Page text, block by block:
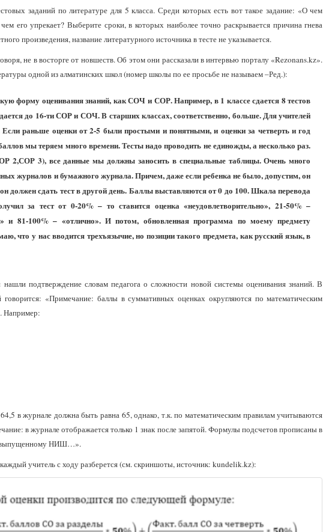
заданий по литературе для 5 класса. Среди которых есть вот такое задание: «О чем
его упрекает? Выберите сроки, в которых наиболее точно раскрывается причина гнева
произведения, название литературного источника в тесте не указывается.
не в восторге от новшеств. Об этом они рассказали в интервью порталу «Rezonans.kz».
одной из алматинских школ (номер школы по ее просьбе не называем –Ред.):
форму оценивания знаний, как СОЧ и СОР. Например, в 1 классе сдается 8 тестов
до 16-ти СОР и СОЧ. В старших классах, соответственно, больше. Для учителей
раньше оценки от 2-5 были простыми и понятными, и оценки за четверть и год
мы теряем много времени. Тесты надо проводить не единожды, а несколько раз.
2,СОР 3), все данные мы должны заносить в специальные таблицы. Очень много
журналов и бумажного журнала. Причем, даже если ребенка не было, допустим, он
должен сдать тест в другой день. Баллы выставляются от 0 до 100. Шкала перевода
за тест от 0-20% – то ставится оценка «неудовлетворительно», 21-50% –
и 81-100% – «отлично». И потом, обновленная программа по моему предмету
что у нас вводится трехъязычие, но позиции такого предмета, как русский язык, в
подтверждение словам педагога о сложности новой системы оценивания знаний. В
«Примечание: баллы в суммативных оценках округляются по математическим
Например:
в журнале должна быть равна 65, однако, т.к. по математическим правилам учитываются
в журнале отображается только 1 знак после запятой. Формулы подсчетов прописаны в
выпущенному НИШ…».
учитель с ходу разберется (см. скриншоты, источник: kundelik.kz):